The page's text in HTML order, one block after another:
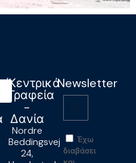
Κεντρικά
Γραφεία
-
Δανία
Nordre
Beddingsvej
24,
Newsletter
Έχω
διαβάσει